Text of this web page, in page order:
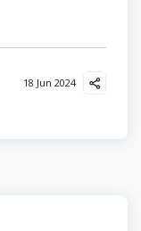
18 Jun 2024